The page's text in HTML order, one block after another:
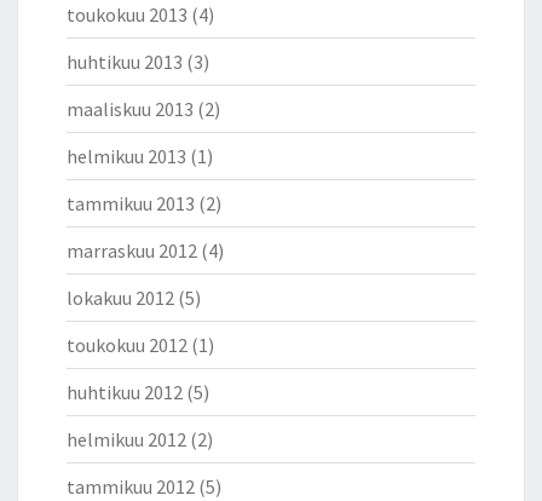
toukokuu 2013 (4)
huhtikuu 2013 (3)
maaliskuu 2013 (2)
helmikuu 2013 (1)
tammikuu 2013 (2)
marraskuu 2012 (4)
lokakuu 2012 (5)
toukokuu 2012 (1)
huhtikuu 2012 (5)
helmikuu 2012 (2)
tammikuu 2012 (5)